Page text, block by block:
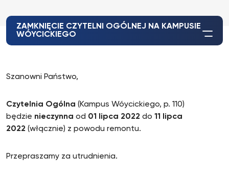
ZAMKNIĘCIE CZYTELNI OGÓLNEJ NA KAMPUSIE
WÓYCICKIEGO
Szanowni Państwo,
Czytelnia Ogólna (Kampus Wóycickiego, p. 110)
będzie nieczynna od 01 lipca 2022 do 11 lipca
2022 (włącznie) z powodu remontu.
Przepraszamy za utrudnienia.